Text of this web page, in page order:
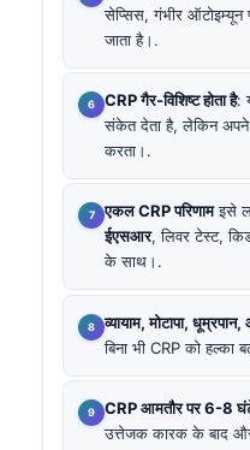
सेप्सिस, गंभीर
जाता है।.
CRP गैर-विशिष्ट होता है:
संकेत देता है, लेकिन अपने
करता।.
एकल CRP परिणामइसे
ईएसआर, लिवर टेस्ट,
के साथ।.
व्यायाम, मोटापा,
बिना भी CRP को हल्का
CRP आमतौर पर 6-8
उत्तेजक कारक के बाद